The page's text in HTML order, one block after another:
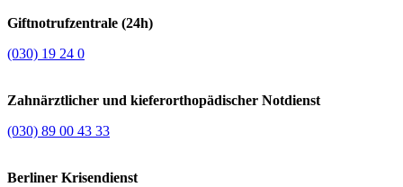
Giftnotrufzentrale (24h)
(030) 19 24 0
Zahnärztlicher und kieferorthopädischer Notdienst
(030) 89 00 43 33
Berliner Krisendienst